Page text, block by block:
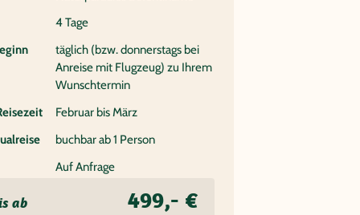
4 Tage
täglich (bzw. donnerstags bei
Anreise mit Flugzeug) zu Ihrem
Wunschtermin
Februar bis März
buchbar ab 1 Person
Auf Anfrage
ab 499,- €